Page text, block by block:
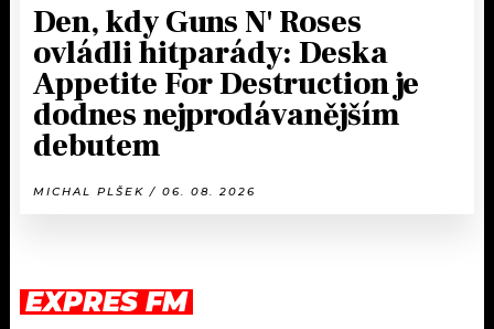
Den, kdy Guns N' Roses
ovládli hitparády: Deska
Appetite For Destruction je
dodnes nejprodávanějším
debutem
MICHAL PLŠEK / 06. 08. 2026
EXPRES FM